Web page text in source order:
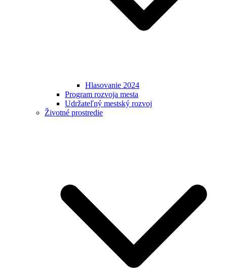
Hlasovanie 2024
Program rozvoja mesta
Udržateľný mestský rozvoj
Životné prostredie